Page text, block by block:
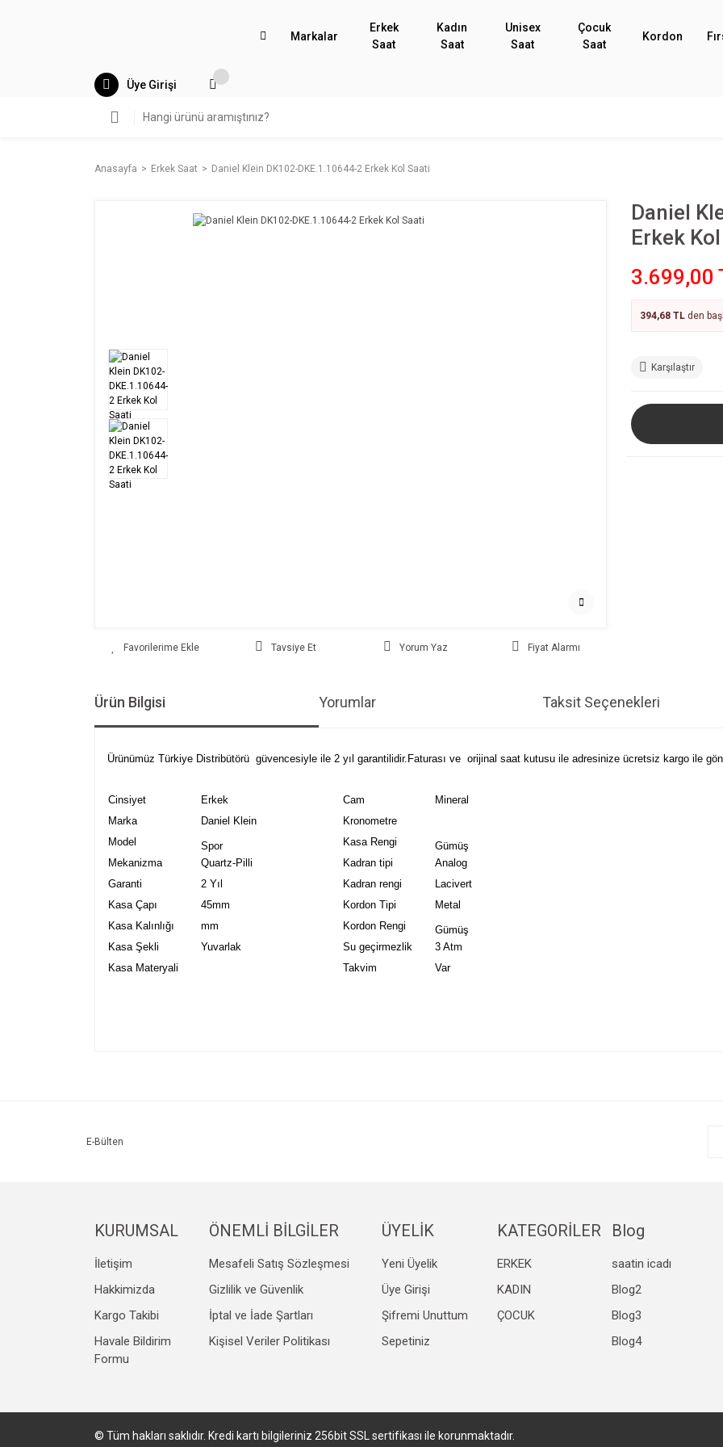
Markalar
Erkek
Saat
Kadın
Saat
Unisex
Saat
Çocuk
Saat
Kordon
Üye Girişi
Anasayfa Erkek Saat Daniel Klein DK102-DKE.1.10644-2 Erkek Kol Saati
Tavsiye Et Yorum Yaz Fiyat Alarmı
Daniel
Erkek
3.699,00
394,68 TL den
Karşılaştır
Ürün Bilgisi Yorumlar Taksit Seçenekleri
Ürünümüz Türkiye Distribütörü güvencesiyle ile 2 yıl garantilidir.Faturası ve orijinal saat kutusu ile adresinize ücretsiz kargo ile
Cinsiyet Erkek Cam
Mineral
Marka
Daniel Klein
Kronometre
Model
Spor Kasa Rengi
Gümüş
Mekanizma
Quartz-Pilli Kadran tipi
Analog
Garanti
2 Yıl Kadran rengi
Lacivert
Kasa Çapı
45mm Kordon Tipi
Metal
Kasa Kalınlığı
mm Kordon Rengi
Gümüş
Kasa Şekli
Yuvarlak Su geçirmezlik
3 Atm
Kasa Materyali
Takvim Var
Gönder
E-Bülten
KURUMSAL
İletişim
Hakkimizda
Kargo Takibi
Havale Bildirim
Formu
ÖNEMLİ BİLGİLER
Mesafeli Satış Sözleşmesi
Gizlilik ve Güvenlik
İptal ve İade Şartları
Kişisel Veriler Politikası
ÜYELİK
Yeni Üyelik
Üye Girişi
Şifremi Unuttum
Sepetiniz
KATEGORİLER
ERKEK
KADIN
ÇOCUK
Blog
saatin icadı
Blog2
Blog3
Blog4
© Tüm hakları saklıdır. Kredi kartı bilgileriniz 256bit SSL sertifikası ile korunmaktadır.